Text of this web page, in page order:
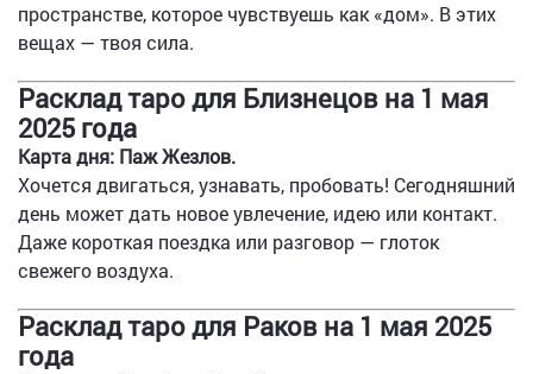
пространстве, которое чувствуешь как «дом». В этих
вещах — твоя сила.
Расклад таро для Близнецов на 1 мая
2025 года
Карта дня: Паж Жезлов.
Хочется двигаться, узнавать, пробовать! Сегодняшний
день может дать новое увлечение, идею или контакт.
Даже короткая поездка или разговор — глоток
свежего воздуха.
Расклад таро для Раков на 1 мая 2025
года